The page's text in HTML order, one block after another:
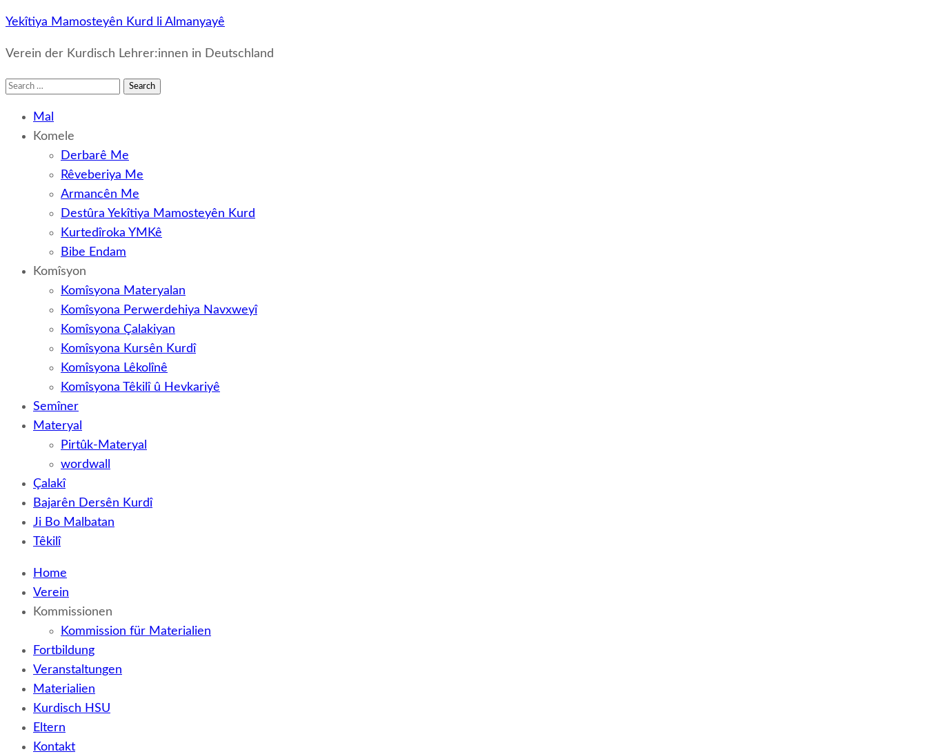
Yekîtiya Mamosteyên Kurd li Almanyayê
Verein der Kurdisch Lehrer:innen in Deutschland
Search
Mal
Komele
Derbarê Me
Rêveberiya Me
Armancên Me
Destûra Yekîtiya Mamosteyên Kurd
Kurtedîroka YMKê
Bibe Endam
Komîsyon
Komîsyona Materyalan
Komîsyona Perwerdehiya Navxweyî
Komîsyona Çalakiyan
Komîsyona Kursên Kurdî
Komîsyona Lêkolînê
Komîsyona Têkilî û Hevkariyê
Semîner
Materyal
Pirtûk-Materyal
wordwall
Çalakî
Bajarên Dersên Kurdî
Ji Bo Malbatan
Têkilî
Home
Verein
Kommissionen
Kommission für Materialien
Fortbildung
Veranstaltungen
Materialien
Kurdisch HSU
Eltern
Kontakt